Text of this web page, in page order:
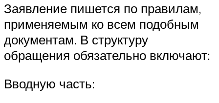
Заявление пишется по правилам,
применяемым ко всем подобным
документам. В структуру
обращения обязательно включают:
Вводную часть: